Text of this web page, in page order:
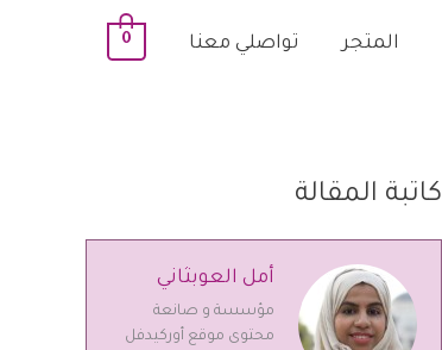
المتجر تواصلي معنا 0
كاتبة المقالة
أمل العوبثاني
مؤسسة و صانعة
محتوى موقع أوركيدفل